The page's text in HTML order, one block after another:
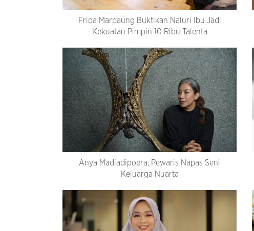
Frida Marpaung Buktikan Naluri Ibu Jadi
Kekuatan Pimpin 10 Ribu Talenta
Anya Madiadipoera, Pewaris Napas Seni
Keluarga Nuarta